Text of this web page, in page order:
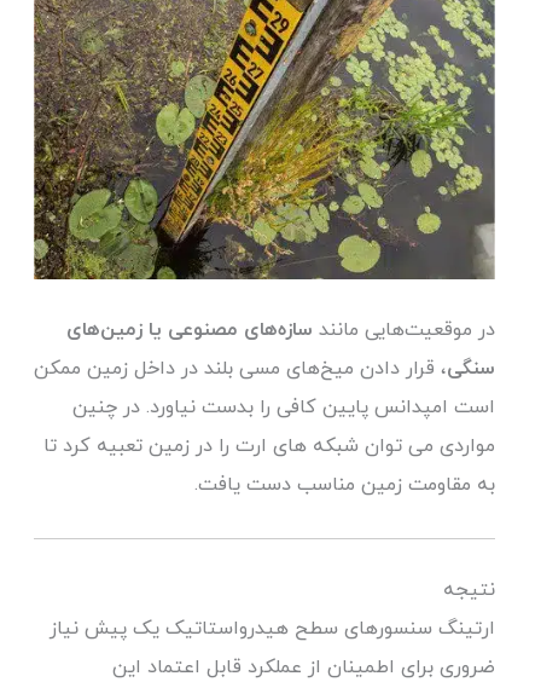
در موقعیت‌هایی مانند سازه‌های مصنوعی یا زمین‌های
سنگی، قرار دادن میخ‌های مسی بلند در داخل زمین ممکن
است امپدانس پایین کافی را بدست نیاورد. در چنین
مواردی می توان شبکه های ارت را در زمین تعبیه کرد تا
به مقاومت زمین مناسب دست یافت.
نتیجه
ارتینگ سنسورهای سطح هیدرواستاتیک یک پیش نیاز
ضروری برای اطمینان از عملکرد قابل اعتماد این